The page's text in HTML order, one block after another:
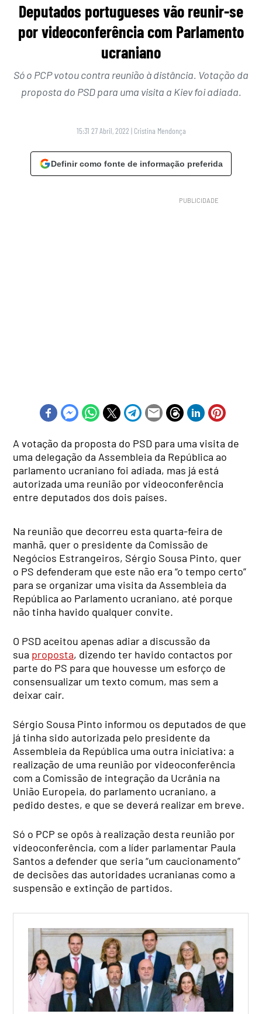
Deputados portugueses vão reunir-se
por videoconferência com Parlamento
ucraniano
Só o PCP votou contra reunião à distância. Votação da
proposta do PSD para uma visita a Kiev foi adiada.
15:31 27 Abril, 2022 | Cristina Mendonça
Definir como fonte de informação preferida
A votação da proposta do PSD para uma visita de
uma delegação da Assembleia da República ao
parlamento ucraniano foi adiada, mas já está
autorizada uma reunião por videoconferência
entre deputados dos dois países.
Na reunião que decorreu esta quarta-feira de
manhã, quer o presidente da Comissão de
Negócios Estrangeiros, Sérgio Sousa Pinto, quer
o PS defenderam que este não era “o tempo certo”
para se organizar uma visita da Assembleia da
República ao Parlamento ucraniano, até porque
não tinha havido qualquer convite.
O PSD aceitou apenas adiar a discussão da
sua proposta, dizendo ter havido contactos por
parte do PS para que houvesse um esforço de
consensualizar um texto comum, mas sem a
deixar cair.
Sérgio Sousa Pinto informou os deputados de que
já tinha sido autorizada pelo presidente da
Assembleia da República uma outra iniciativa: a
realização de uma reunião por videoconferência
com a Comissão de integração da Ucrânia na
União Europeia, do parlamento ucraniano, a
pedido destes, e que se deverá realizar em breve.
Só o PCP se opôs à realização desta reunião por
videoconferência, com a líder parlamentar Paula
Santos a defender que seria “um caucionamento”
de decisões das autoridades ucranianas como a
suspensão e extinção de partidos.